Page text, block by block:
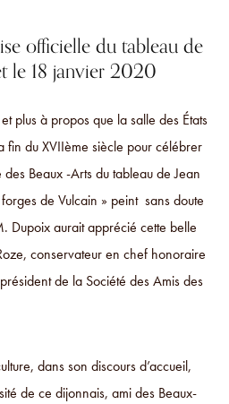
officielle du tableau de
le 18 janvier 2020
plus à propos que la salle des États
fin du XVIIème siècle pour célébrer
Beaux -Arts du tableau de Jean
de Vulcain » peint sans doute
Dupoix aurait apprécié cette belle
conservateur en chef honoraire
de la Société des Amis des
dans son discours d’accueil,
de ce dijonnais, ami des Beaux-